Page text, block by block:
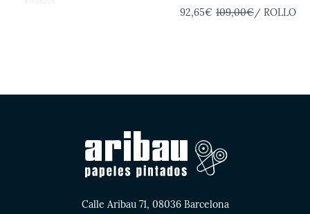
92,65€ 109,00€/ ROLLO
Calle Aribau 71, 08036 Barcelona